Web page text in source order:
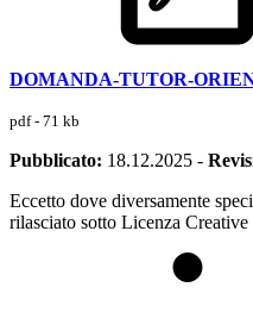
DOMANDA-TUTOR-
pdf - 71 kb
Pubblicato: 18.12.2025 -
Eccetto dove diversamente
rilasciato sotto Licenza